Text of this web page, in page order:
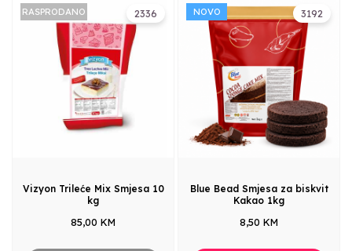
2336
RASPRODANO
Vizyon Trileće Mix Smjesa 10
kg
85,00 KM
3192
NOVO
Blue Bead Smjesa za biskvit
Kakao 1kg
8,50 KM